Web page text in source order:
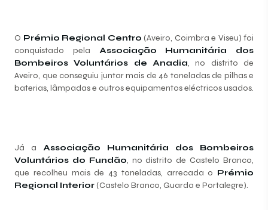
O Prémio Regional Centro (Aveiro, Coimbra e Viseu) foi
conquistado pela Associação Humanitária dos
Bombeiros Voluntários de Anadia, no distrito de
Aveiro, que conseguiu juntar mais de 46 toneladas de pilhas e
baterias, lâmpadas e outros equipamentos eléctricos usados.
Já a Associação Humanitária dos Bombeiros
Voluntários do Fundão, no distrito de Castelo Branco,
que recolheu mais de 43 toneladas, arrecada o Prémio
Regional Interior (Castelo Branco, Guarda e Portalegre).